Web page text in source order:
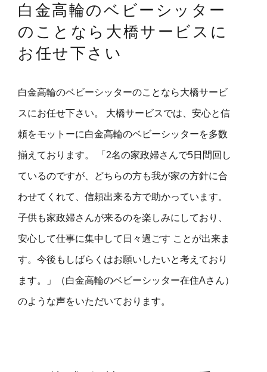
白金高輪のベビーシッター
のことなら大橋サービスに
お任せ下さい
白金高輪のベビーシッターのことなら大橋サービ
スにお任せ下さい。 大橋サービスでは、安心と信
頼をモットーに白金高輪のベビーシッターを多数
揃えております。 「2名の家政婦さんで5日間回し
ているのですが、どちらの方も我が家の方針に合
わせてくれて、信頼出来る方で助かっています。
子供も家政婦さんが来るのを楽しみにしており、
安心して仕事に集中して日々過ごす ことが出来ま
す。今後もしばらくはお願いしたいと考えており
ます。」（白金高輪のベビーシッター在住Aさん）
のような声をいただいております。